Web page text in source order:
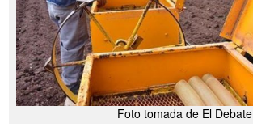
Foto tomada de El Debate